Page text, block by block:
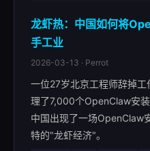
龙虾热：中国如何将
手工业
2026-03-13 · Perrot
一位27岁北京工程师辞掉
理了7,000个OpenClaw安
中国出现了一场OpenClaw
特的"龙虾经济"。